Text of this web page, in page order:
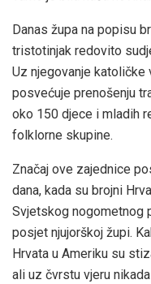
Danas župa na popisu
tristotinjak redovito
Uz njegovanje
posvećuje prenošenju
oko 150 djece i mladih
folklorne skupine.
Značaj ove zajednice
dana, kada su brojni
Svjetskog nogometnog
posjet njujorškoj župi.
Hrvata u Ameriku su
ali uz čvrstu vjeru